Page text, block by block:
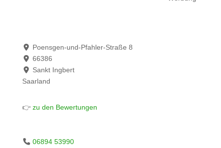
Poensgen-und-Pfahler-Straße 8
66386
Sankt Ingbert
Saarland
👉zu den Bewertungen
06894 53990